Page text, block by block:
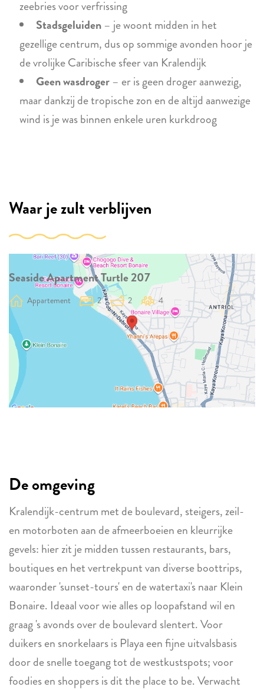
zeebries voor verfrissing
Stadsgeluiden– je woont midden in het
gezellige centrum, dus op sommige avonden hoor je
de vrolijke Caribische sfeer van Kralendijk
Geen wasdroger– er is geen droger aanwezig,
maar dankzij de tropische zon en de altijd aanwezige
wind is je was binnen enkele uren kurkdroog
Waar je zult verblijven
Seaside Apartment Turtle 207
Appartement 2 2 4
De omgeving
Kralendijk-centrum met de boulevard, steigers, zeil-
en motorboten aan de afmeerboeien en kleurrijke
gevels: hier zit je midden tussen restaurants, bars,
boutiques en het vertrekpunt van diverse boottrips,
waaronder 'sunset-tours' en de watertaxi's naar Klein
Bonaire. Ideaal voor wie alles op loopafstand wil en
graag 's avonds over de boulevard slentert. Voor
duikers en snorkelaars is Playa een fijne uitvalsbasis
door de snelle toegang tot de westkustspots; voor
foodies en shoppers is dit the place to be. Verwacht